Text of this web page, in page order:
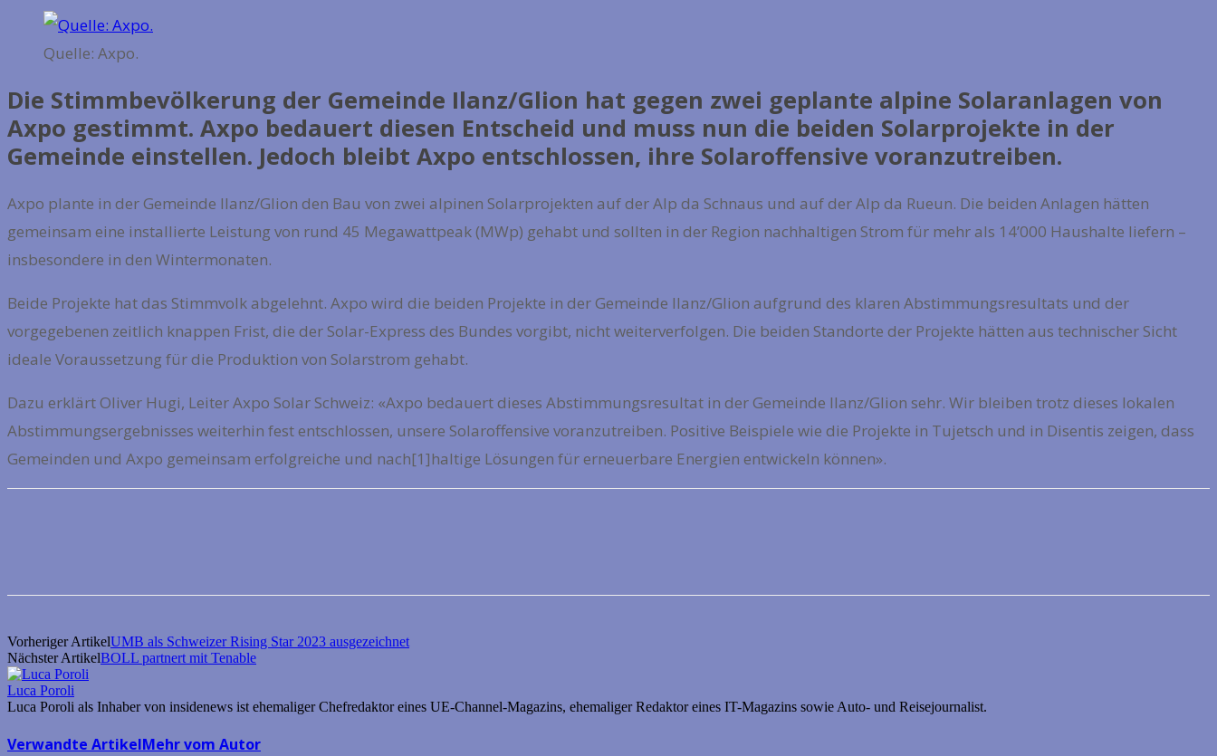
Quelle: Axpo.
Die Stimmbevölkerung der Gemeinde Ilanz/Glion hat gegen zwei geplante alpine Solaranlagen von
Axpo gestimmt. Axpo bedauert diesen Entscheid und muss nun die beiden Solarprojekte in der
Gemeinde einstellen. Jedoch bleibt Axpo entschlossen, ihre Solaroffensive voranzutreiben.
Axpo plante in der Gemeinde Ilanz/Glion den Bau von zwei alpinen Solarprojekten auf der Alp da Schnaus und auf der Alp da Rueun. Die beiden Anlagen hätten
gemeinsam eine installierte Leistung von rund 45 Megawattpeak (MWp) gehabt und sollten in der Region nachhaltigen Strom für mehr als 14’000 Haushalte liefern –
insbesondere in den Wintermonaten.
Beide Projekte hat das Stimmvolk abgelehnt. Axpo wird die beiden Projekte in der Gemeinde Ilanz/Glion aufgrund des klaren Abstimmungsresultats und der
vorgegebenen zeitlich knappen Frist, die der Solar-Express des Bundes vorgibt, nicht weiterverfolgen. Die beiden Standorte der Projekte hätten aus technischer Sicht
ideale Voraussetzung für die Produktion von Solarstrom gehabt.
Dazu erklärt Oliver Hugi, Leiter Axpo Solar Schweiz: «Axpo bedauert dieses Abstimmungsresultat in der Gemeinde Ilanz/Glion sehr. Wir bleiben trotz dieses lokalen
Abstimmungsergebnisses weiterhin fest entschlossen, unsere Solaroffensive voranzutreiben. Positive Beispiele wie die Projekte in Tujetsch und in Disentis zeigen, dass
Gemeinden und Axpo gemeinsam erfolgreiche und nach[1]haltige Lösungen für erneuerbare Energien entwickeln können».
Vorheriger ArtikelUMB als Schweizer Rising Star 2023 ausgezeichnet
Nächster ArtikelBOLL partnert mit Tenable
Luca Poroli
Luca Poroli als Inhaber von insidenews ist ehemaliger Chefredaktor eines UE-Channel-Magazins, ehemaliger Redaktor eines IT-Magazins sowie Auto- und Reisejournalist.
Verwandte ArtikelMehr vom Autor